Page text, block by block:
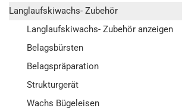
Langlaufskiwachs- Zubehör
Langlaufskiwachs- Zubehör anzeigen
Belagsbürsten
Belagspräparation
Strukturgerät
Wachs Bügeleisen